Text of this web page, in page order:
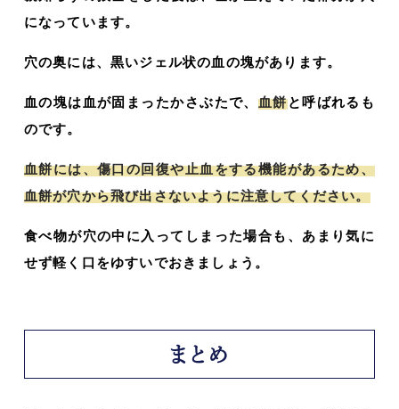
になっています。
穴の奥には、黒いジェル状の血の塊があります。
血の塊は血が固まったかさぶたで、 血餅と呼ばれるも
のです。
血餅には、傷口の回復や止血をする機能があるため、
血餅が穴から飛び出さないように注意してください。
食べ物が穴の中に入ってしまった場合も、あまり気に
せず軽く口をゆすいでおきましょう。
まとめ